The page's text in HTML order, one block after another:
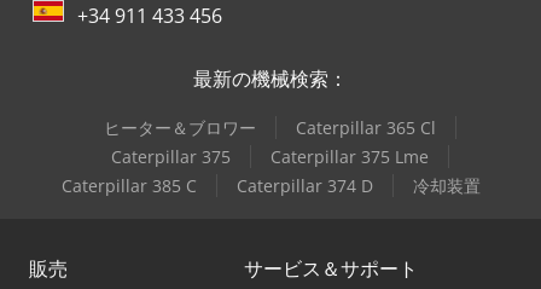
+34 911 433 456
最新の機械検索：
ヒーター＆ブロワー
Caterpillar 365 Cl
Caterpillar 375
Caterpillar 375 Lme
Caterpillar 385 C
Caterpillar 374 D 冷却装置
販売 サービス＆サポート